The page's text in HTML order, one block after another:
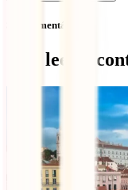
Sem comentários
Qué leer a